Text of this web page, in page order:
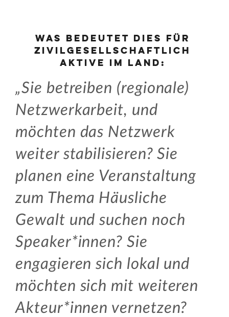
Was bedeutet dies für
zivilgesellschaftlich
Aktive im Land:
Sie betreiben (regionale)
Netzwerkarbeit, und
möchten das Netzwerk
weiter stabilisieren? Sie
planen eine Veranstaltung
zum Thema Häusliche
Gewalt und suchen noch
Speaker*innen? Sie
engagieren sich lokal und
möchten sich mit weiteren
Akteur*innen vernetzen?